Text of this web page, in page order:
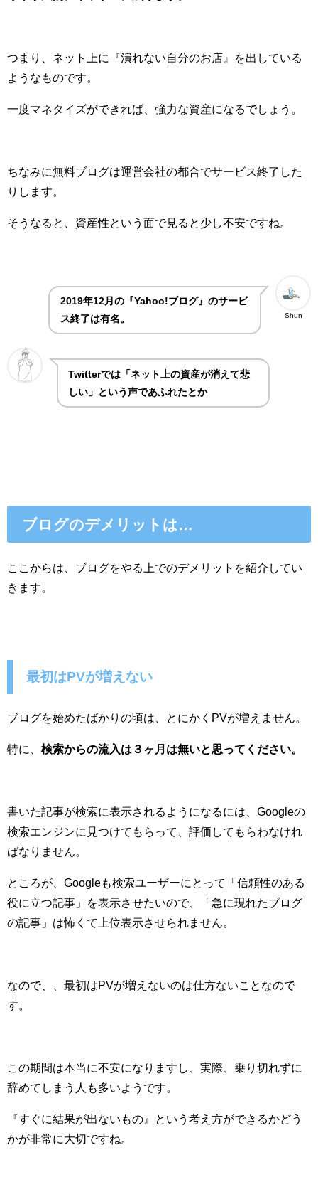
つまり、ネット上に『潰れない自分のお店』を出している
ようなものです。
一度マネタイズができれば、強力な資産になるでしょう。
ちなみに無料ブログは運営会社の都合でサービス終了した
りします。
そうなると、資産性という面で見ると少し不安ですね。
Shun
2019年12月の『Yahoo!ブログ』のサービ
ス終了は有名。
Twitterでは「ネット上の資産が消えて悲
しい」という声であふれたとか
ブログのデメリットは…
ここからは、ブログをやる上でのデメリットを紹介してい
きます。
最初はPVが増えない
ブログを始めたばかりの頃は、とにかくPVが増えません。
特に、 検索からの流入は３ヶ月は無いと思ってください。
書いた記事が検索に表示されるようになるには、Googleの
検索エンジンに見つけてもらって、評価してもらわなけれ
ばなりません。
ところが、Googleも検索ユーザーにとって「信頼性のある
役に立つ記事」を表示させたいので、「急に現れたブログ
の記事」は怖くて上位表示させられません。
なので、、最初はPVが増えないのは仕方ないことなので
す。
この期間は本当に不安になりますし、実際、乗り切れずに
辞めてしまう人も多いようです。
『すぐに結果が出ないもの』という考え方ができるかどう
かが非常に大切ですね。